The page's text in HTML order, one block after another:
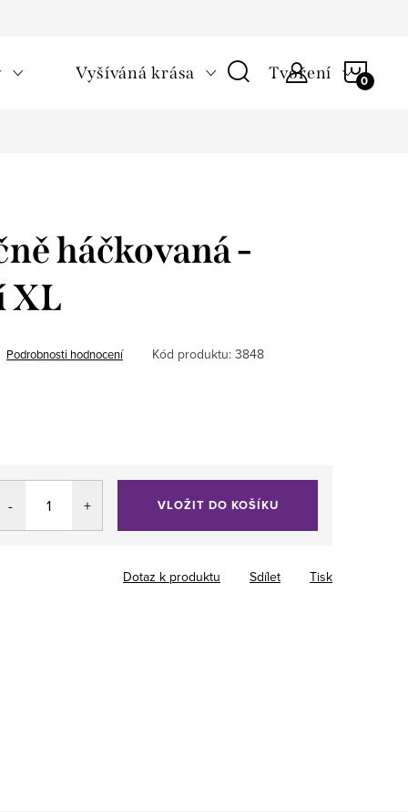
Vyšíváná krása Tvoření
háčkovaná -
XL
Podrobnosti hodnocení Kód produktu: 3848
VLOŽIT DO KOŠÍKU
Tisk
Dotaz k produktu Sdílet